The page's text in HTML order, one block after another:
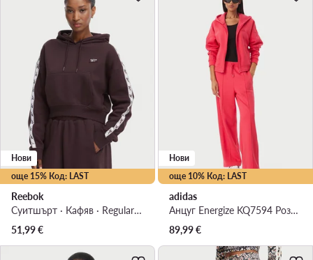
още 15% Код: LAST
Нови
Reebok
Суитшърт · Кафяв · Regular Fit
51,99€
още 10% Код: LAST
Нови
adidas
Анцуг Energize KQ7594 Розов Regular Fit
89,99€